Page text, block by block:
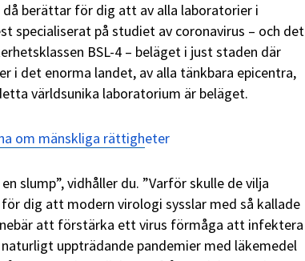
då berättar för dig att av alla laboratorier i
specialiserat på studiet av coronavirus – och det
BSL-4 – beläget i just staden där
i det enorma landet, av alla tänkbara epicentra,
världsunika laboratorium är beläget.
om mänskliga rättigheter
slump”, vidhåller du. ”Varför skulle de vilja
dig att modern virologi sysslar med så kallade
att förstärka ett virus förmåga att infektera
uppträdande pandemier med läkemedel